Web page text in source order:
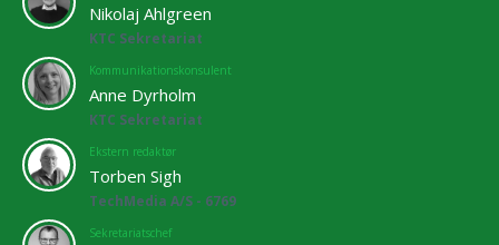
Nikolaj Ahlgreen
KTC Sekretariat
Kommunikationskonsulent
Anne Dyrholm
KTC Sekretariat
Ekstern redaktør
Torben Sigh
TechMedia A/S - 6769
Sekretariatschef